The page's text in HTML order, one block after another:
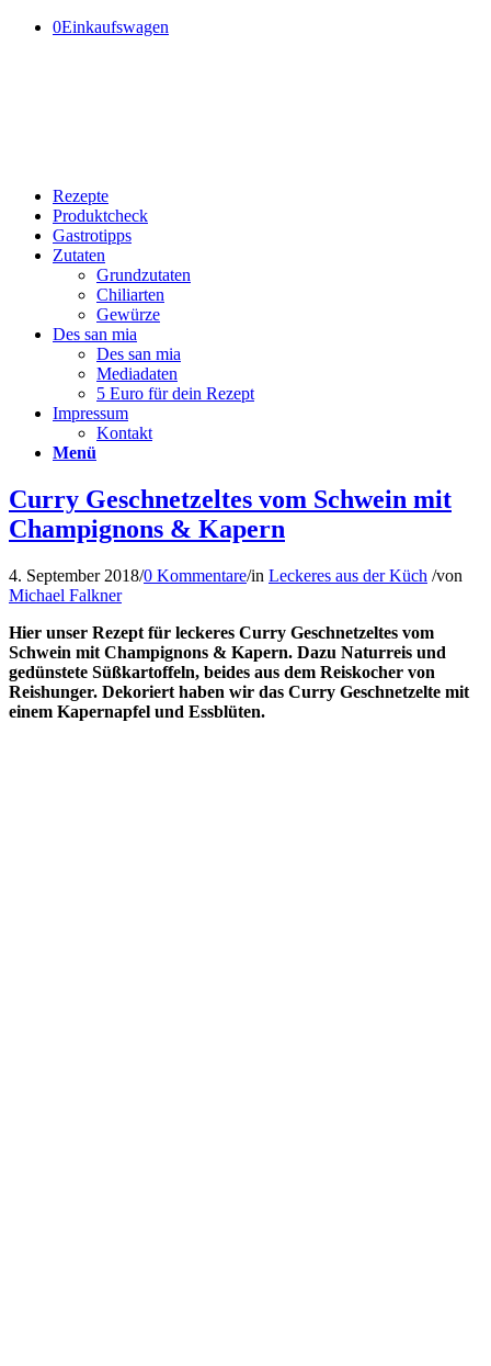
0Einkaufswagen
Rezepte
Produktcheck
Gastrotipps
Zutaten
Grundzutaten
Chiliarten
Gewürze
Des san mia
Des san mia
Mediadaten
5 Euro für dein Rezept
Impressum
Kontakt
Menü
Curry Geschnetzeltes vom Schwein mit
Champignons & Kapern
4. September 2018/0 Kommentare/in Leckeres aus der Küch /von
Michael Falkner
Hier unser Rezept für leckeres Curry Geschnetzeltes vom
Schwein mit Champignons & Kapern. Dazu Naturreis und
gedünstete Süßkartoffeln, beides aus dem Reiskocher von
Reishunger. Dekoriert haben wir das Curry Geschnetzelte mit
einem Kapernapfel und Essblüten.